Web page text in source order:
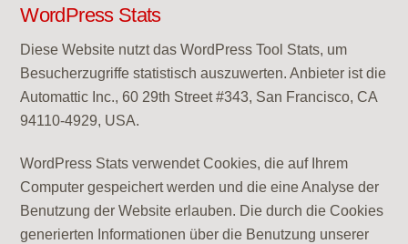
WordPress Stats
Diese Website nutzt das WordPress Tool Stats, um
Besucherzugriffe statistisch auszuwerten. Anbieter ist die
Automattic Inc., 60 29th Street #343, San Francisco, CA
94110-4929, USA.
WordPress Stats verwendet Cookies, die auf Ihrem
Computer gespeichert werden und die eine Analyse der
Benutzung der Website erlauben. Die durch die Cookies
generierten Informationen über die Benutzung unserer